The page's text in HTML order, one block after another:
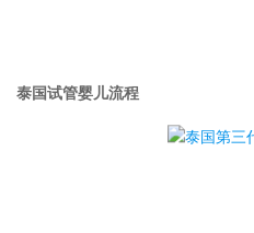
泰国试管婴儿流程